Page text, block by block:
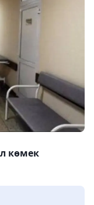
көмек